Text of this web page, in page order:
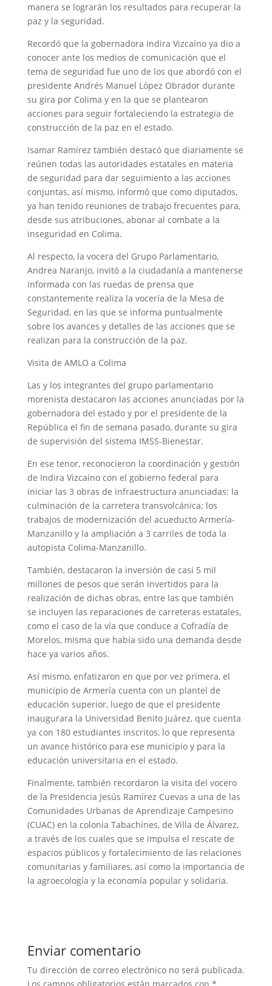
manera se lograrán los resultados para recuperar la
paz y la seguridad.
Recordó que la gobernadora Indira Vizcaíno ya dio a
conocer ante los medios de comunicación que el
tema de seguridad fue uno de los que abordó con el
presidente Andrés Manuel López Obrador durante
su gira por Colima y en la que se plantearon
acciones para seguir fortaleciendo la estrategia de
construcción de la paz en el estado.
Isamar Ramírez también destacó que diariamente se
reúnen todas las autoridades estatales en materia
de seguridad para dar seguimiento a las acciones
conjuntas, así mismo, informó que como diputados,
ya han tenido reuniones de trabajo frecuentes para,
desde sus atribuciones, abonar al combate a la
inseguridad en Colima.
Al respecto, la vocera del Grupo Parlamentario,
Andrea Naranjo, invitó a la ciudadanía a mantenerse
informada con las ruedas de prensa que
constantemente realiza la vocería de la Mesa de
Seguridad, en las que se informa puntualmente
sobre los avances y detalles de las acciones que se
realizan para la construcción de la paz.
Visita de AMLO a Colima
Las y los integrantes del grupo parlamentario
morenista destacaron las acciones anunciadas por la
gobernadora del estado y por el presidente de la
República el fin de semana pasado, durante su gira
de supervisión del sistema IMSS-Bienestar.
En ese tenor, reconocieron la coordinación y gestión
de Indira Vizcaíno con el gobierno federal para
iniciar las 3 obras de infraestructura anunciadas: la
culminación de la carretera transvolcánica; los
trabajos de modernización del acueducto Armería-
Manzanillo y la ampliación a 3 carriles de toda la
autopista Colima-Manzanillo.
También, destacaron la inversión de casi 5 mil
millones de pesos que serán invertidos para la
realización de dichas obras, entre las que también
se incluyen las reparaciones de carreteras estatales,
como el caso de la vía que conduce a Cofradía de
Morelos, misma que había sido una demanda desde
hace ya varios años.
Así mismo, enfatizaron en que por vez primera, el
municipio de Armería cuenta con un plantel de
educación superior, luego de que el presidente
inaugurara la Universidad Benito Juárez, que cuenta
ya con 180 estudiantes inscritos, lo que representa
un avance histórico para ese municipio y para la
educación universitaria en el estado.
Finalmente, también recordaron la visita del vocero
de la Presidencia Jesús Ramírez Cuevas a una de las
Comunidades Urbanas de Aprendizaje Campesino
(CUAC) en la colonia Tabachines, de Villa de Álvarez,
a través de los cuales que se impulsa el rescate de
espacios públicos y fortalecimiento de las relaciones
comunitarias y familiares, así como la importancia de
la agroecología y la economía popular y solidaria.
Enviar comentario
Tu dirección de correo electrónico no será publicada.